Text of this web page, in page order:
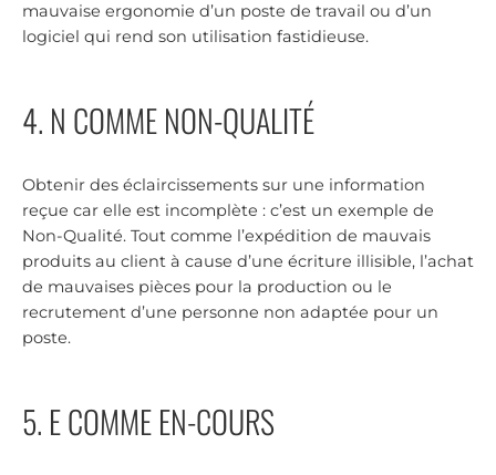
mauvaise ergonomie d’un poste de travail ou d’un
logiciel qui rend son utilisation fastidieuse.
4. N COMME NON-QUALITÉ
Obtenir des éclaircissements sur une information
reçue car elle est incomplète : c’est un exemple de
Non-Qualité. Tout comme l’expédition de mauvais
produits au client à cause d’une écriture illisible, l’achat
de mauvaises pièces pour la production ou le
recrutement d’une personne non adaptée pour un
poste.
5. E COMME EN-COURS